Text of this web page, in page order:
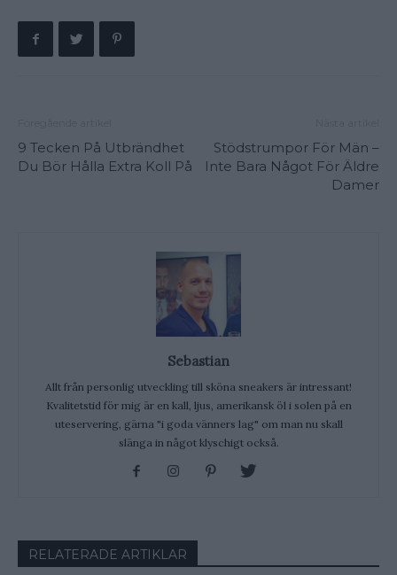
9 Tecken På Utbrändhet
Du Bör Hålla Extra Koll På
Stödstrumpor För Män –
Inte Bara Något För Äldre
Damer
Sebastian
Allt från personlig utveckling till sköna sneakers är intressant!
Kvalitetstid för mig är en kall, ljus, amerikansk öl i solen på en
uteservering, gärna "i goda vänners lag" om man nu skall
slänga in något klyschigt också.
RELATERADE ARTIKLAR